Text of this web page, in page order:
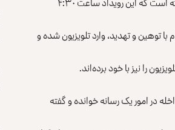
توهین و تهدید، وارد تلویزیون شده و
را نیز با خود برده‌اند.
در امور یک رسانه خوانده و گفته